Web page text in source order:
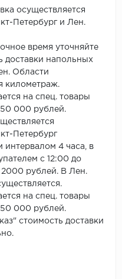
SPC Flooring
SPC Ideal Flooring
SPC Kronostep
SPC Promo
TANTO
Tarkett
Tulesna
осуществляется
Петербург и Лен.
время уточняйте
доставки напольных
Области
километраж.
на спец. товары
000 рублей.
Петербург
интервалом 4 часа, в
с 12:00 до
2000 рублей. В Лен.
на спец. товары
000 рублей.
стоимость доставки